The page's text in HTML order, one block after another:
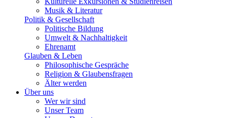
Musik & Literatur
Politik & Gesellschaft
Politische Bildung
Umwelt & Nachhaltigkeit
Ehrenamt
Glauben & Leben
Philosophische Gespräche
Religion & Glaubensfragen
Älter werden
Über uns
Wer wir sind
Unser Team